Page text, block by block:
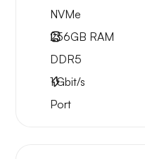
NVMe
256GB RAM
DDR5
1Gbit/s
Port